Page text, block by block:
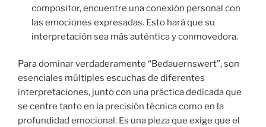
compositor, encuentre una conexión personal con
las emociones expresadas. Esto hará que su
interpretación sea más auténtica y conmovedora.
Para dominar verdaderamente “Bedauernswert”, son
esenciales múltiples escuchas de diferentes
interpretaciones, junto con una práctica dedicada que
se centre tanto en la precisión técnica como en la
profundidad emocional. Es una pieza que exige que el